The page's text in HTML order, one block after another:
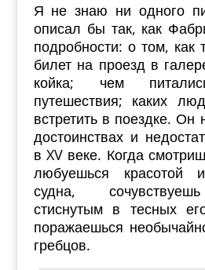
Я не знаю ни одного
описал бы так, как
подробности: о том, как
билет на проезд в
койка; чем
путешествия; каких
встретить в поездке. Он
достоинствах и
в XV веке. Когда
любуешься красотой
судна,
стиснутым в тесных
поражаешься
гребцов.